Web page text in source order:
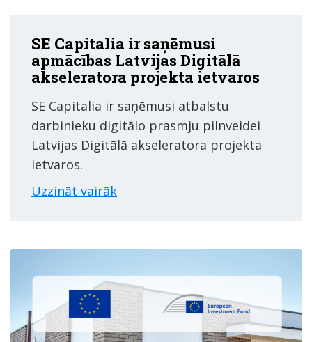
SE Capitalia ir saņēmusi
apmācības Latvijas Digitālā
akseleratora projekta ietvaros
SE Capitalia ir saņēmusi atbalstu
darbinieku digitālo prasmju pilnveidei
Latvijas Digitālā akseleratora projekta
ietvaros.
Uzzināt vairāk